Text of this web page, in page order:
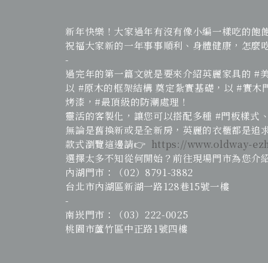
新年快樂！大家過年有沒有像小編一樣吃的飽
祝福大家新的一年事事順利、身體健康，怎麼
-
過完年的第一篇文就是要來介紹英麗家具的 #
以 #原木的框架結構 奠定紮實基礎，以 #實
烤漆，#最頂級的防潮處理！
靈活的客製化，讓您可以搭配多種 #門板樣式
無論是舊換新或是全新房，英麗的衣櫃都是
款式瀏覽這邊請👉 https://www.oldway-
選擇太多不知從何開始？前往現場門市為您介
內湖門市：（02）8791-3882
台北市內湖區新湖一路128巷15號一樓
-
南崁門市：（03）222-0025
桃園市蘆竹區中正路1號四樓